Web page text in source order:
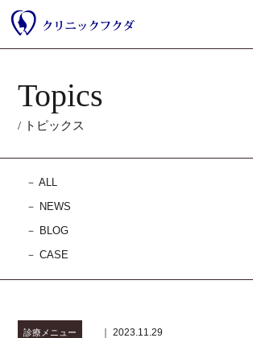
Topics
/ トピックス
－ALL
－ NEWS
－ BLOG
－CASE
診療メニュー ｜ 2023.11.29